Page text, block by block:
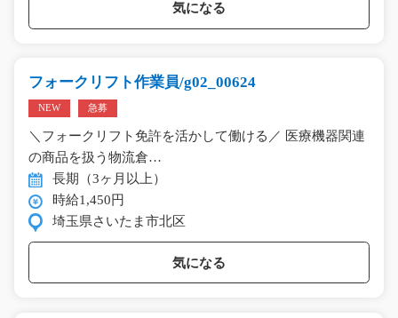
気になる
フォークリフト作業員/g02_00624
NEW 急募
＼フォークリフト免許を活かして働ける／ 医療機器関連
の商品を扱う物流倉…
長期（3ヶ月以上）
時給1,450円
埼玉県さいたま市北区
気になる